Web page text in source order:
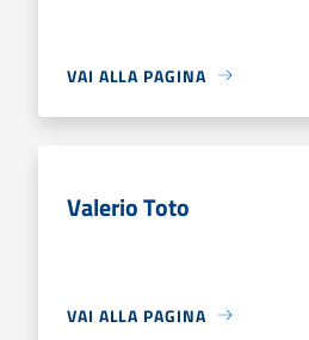
VAI ALLA PAGINA
Valerio Toto
VAI ALLA PAGINA